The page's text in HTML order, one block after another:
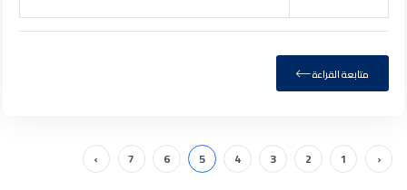
متابعة القراءة
‹
1
2
3
4
5
6
7
›